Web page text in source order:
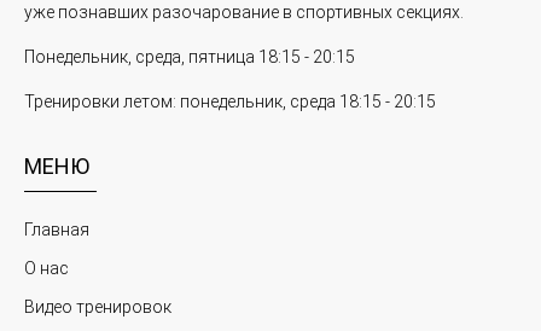
уже познавших разочарование в спортивных секциях.
Понедельник, среда, пятница 18:15 - 20:15
Тренировки летом: понедельник, среда 18:15 - 20:15
МЕНЮ
Главная
О нас
Видео тренировок